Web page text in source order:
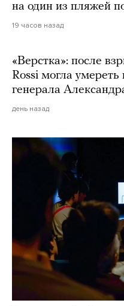
на один из пляжей
19 часов назад
«Верстка»: после
Rossi могла умереть
генерала
день назад